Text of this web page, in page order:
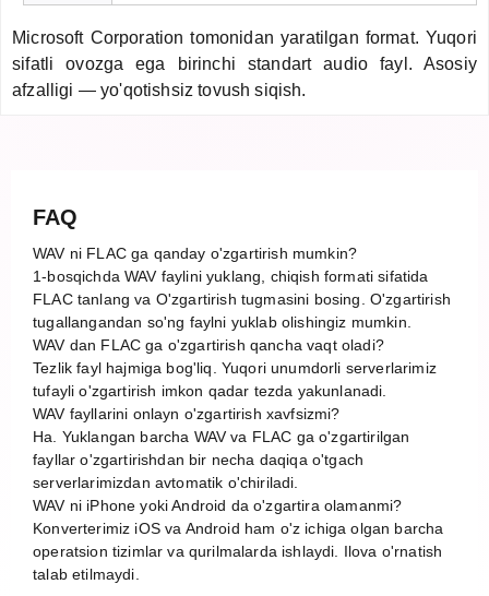
Microsoft Corporation tomonidan yaratilgan format. Yuqori
sifatli ovozga ega birinchi standart audio fayl. Asosiy
afzalligi — yo'qotishsiz tovush siqish.
FAQ
WAV ni FLAC ga qanday o'zgartirish mumkin?
1-bosqichda WAV faylini yuklang, chiqish formati sifatida
FLAC tanlang va O'zgartirish tugmasini bosing. O'zgartirish
tugallangandan so'ng faylni yuklab olishingiz mumkin.
WAV dan FLAC ga o'zgartirish qancha vaqt oladi?
Tezlik fayl hajmiga bog'liq. Yuqori unumdorli serverlarimiz
tufayli o'zgartirish imkon qadar tezda yakunlanadi.
WAV fayllarini onlayn o'zgartirish xavfsizmi?
Ha. Yuklangan barcha WAV va FLAC ga o'zgartirilgan
fayllar o'zgartirishdan bir necha daqiqa o'tgach
serverlarimizdan avtomatik o'chiriladi.
WAV ni iPhone yoki Android da o'zgartira olamanmi?
Konverterimiz iOS va Android ham o'z ichiga olgan barcha
operatsion tizimlar va qurilmalarda ishlaydi. Ilova o'rnatish
talab etilmaydi.